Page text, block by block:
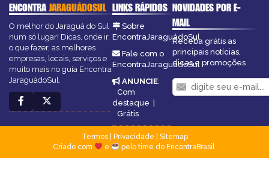
ENCONTRAJARAGUÁDOSUL
O melhor do Jaraguá do Sul
num só lugar! Dicas, onde ir,
o que fazer, as melhores
empresas, locais, serviços e
muito mais no guia Encontra
JaraguádoSul.
LINKS RÁPIDOS
Sobre
EncontraJaraguádoSul
Fale com o
EncontraJaraguádoSul
ANUNCIE:
Com
destaque |
Grátis
NOVIDADES POR E-
MAIL
Receba grátis as
principais notícias,
dicas e promoções
Termos| Privacidade
Sitemap
Criado com
e pelo time do EncontraBrasil